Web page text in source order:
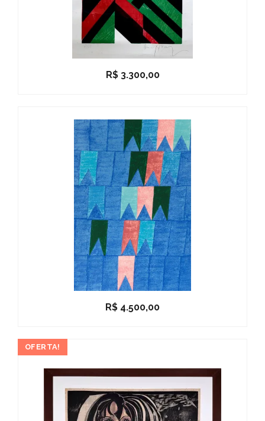
R$3.300,00
R$ 4.500,00
OFERTA!